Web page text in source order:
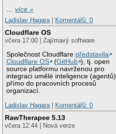
…více »
Ladislav Hagara
Komentářů: 0
Cloudflare OS
včera 17:00 | Zajímavý software
Společnost Cloudflare představila
Cloudflare OS
(GitHub ), tj. open
source platformu navrženou pro
integraci umělé inteligence (agentů)
přímo do pracovních procesů
organizací.
Ladislav Hagara
Komentářů: 0
RawTherapee 5.13
včera 12:44 | Nová verze